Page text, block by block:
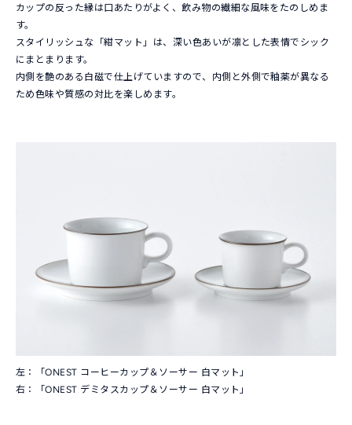
ギフトボックス単品のページはこちら
※ギフトセットやギフトボックスは会員登録・ログイン後にカ
ートに追加していただけます。
カップの反った縁は口あたりがよく、飲み物の繊細な風味をたのしめま
す。
スタイリッシュな「紺マット」は、深い色あいが凛とした表情でシック
にまとまります。
内側を艶のある白磁で仕上げていますので、内側と外側で釉薬が異なる
ため色味や質感の対比を楽しめます。
左：「ONEST コーヒーカップ＆ソーサー 白マット」
右：「ONEST デミタスカップ＆ソーサー 白マット」